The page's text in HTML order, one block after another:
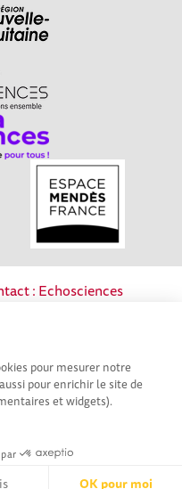
pour mesurer notre
pour enrichir le site de
et widgets).
OK pour moi
: Echosciences
de la région.
|CGU